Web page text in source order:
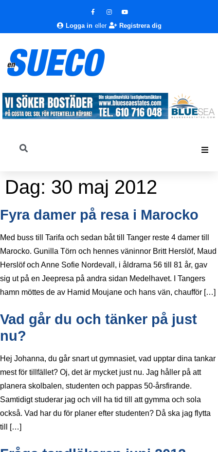
Logga in eller Registrera dig
Dag: 30 maj 2012
Fyra damer på resa i Marocko
Med buss till Tarifa och sedan båt till Tanger reste 4 damer till
Marocko. Gunilla Törn och hennes väninnor Britt Herslöf, Maud
Herslöf och Anne Sofie Nordevall, i åldrarna 56 till 81 år, gav
sig ut på en Jeepresa på andra sidan Medelhavet. I Tangers
hamn möttes de av Hamid Moujane och hans vän, chaufför […]
Vad går du och tänker på just
nu?
Hej Johanna, du går snart ut gymnasiet, vad upptar dina tankar
mest för tillfället? Oj, det är mycket just nu. Jag håller på att
planera skolbalen, studenten och pappas 50-årsfirande.
Samtidigt studerar jag och vill ha tid till att gymma och sola
också. Vad har du för planer efter studenten? Då ska jag flytta
till […]